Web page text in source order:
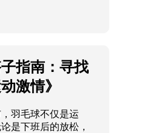
指南：寻找
激情》
羽毛球不仅是运
是下班后的放松，